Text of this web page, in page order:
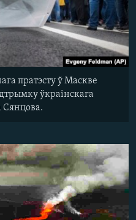
пратэсту ў Маскве
ўкраінскага
Сянцова.